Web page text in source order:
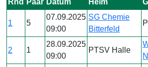
1 5
07.09.2025
09:00
SG Chemie
Bitterfeld
2 1
28.09.2025
09:00
PTSV Halle